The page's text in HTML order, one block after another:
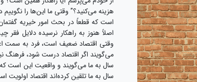
هزینه می‌کنید؟” وقتی ما این‌ها را
است که قطعاً در بحث امور خیریه
اصلاً هنوز به راهکار نرسیده دلایل
وقتی اقتصاد ضعیف است، فرد به سمت
سال به ما تلقین کرده‌اند اقتصاد اولویت